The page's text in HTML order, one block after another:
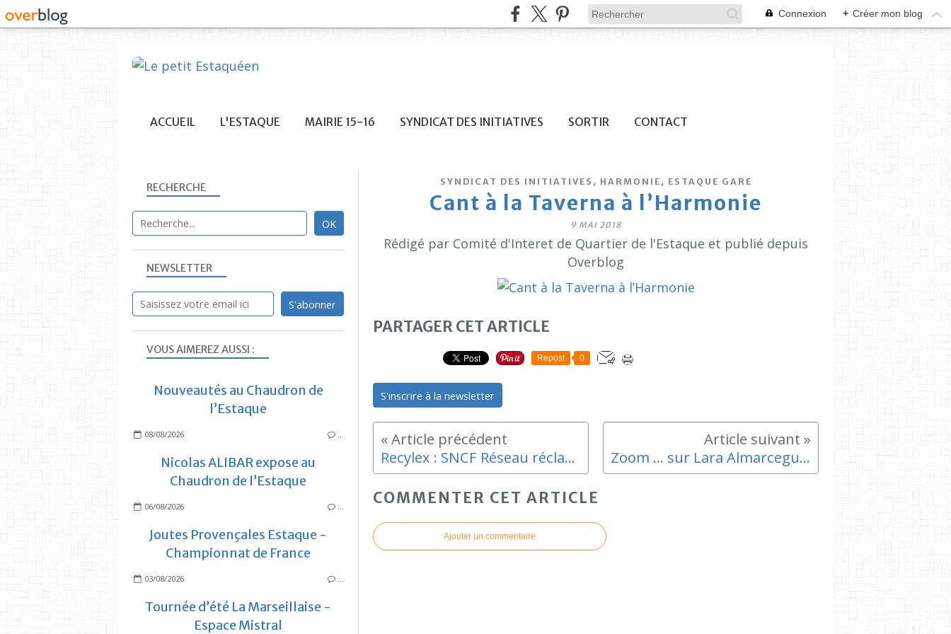
Connexion + Créer mon blog
ACCUEIL L'ESTAQUE MAIRIE 15-16 SYNDICAT DES INITIATIVES SORTIR CONTACT
SYNDICAT DES INITIATIVES , HARMONIE , ESTAQUE GARE
Cant à la Taverna à l’Harmonie
9 MAI 2018
Rédigé par Comité d'Interet de Quartier de l'Estaque et publié depuis
Overblog
PARTAGER CET ARTICLE
Repost 0
S'inscrire à la newsletter
Recylex : SNCF Réseau réclame 70 M€ pour ses voies de L'Estaque Zoom ... sur Lara Almarcegui - Rencontre publique à la Tuilerie Monier
COMMENTER CET ARTICLE
Ajouter un commentaire
NEWSLETTER
RECHERCHE
VOUS AIMEREZ AUSSI :
Nouveautés au Chaudron de
l’Estaque
08/08/2026
Nicolas ALIBAR expose au
Chaudron de l’Estaque
06/08/2026
Joutes Provençales Estaque -
Championnat de France
03/08/2026
Tournée d’été La Marseillaise -
Espace Mistral